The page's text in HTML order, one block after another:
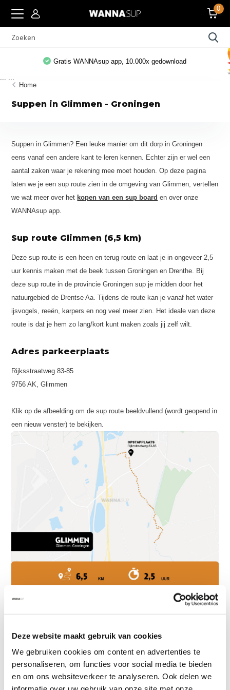
Deze website maakt gebruik van cookies
We gebruiken cookies om content en advertenties te
personaliseren, om functies voor social media te bieden
en om ons websiteverkeer te analyseren. Ook delen we
0
Gratis WANNAsup app, 10.000x gedownload
Home
Suppen in Glimmen - Groningen
Suppen in Glimmen? Een leuke manier om dit dorp in Groningen
eens vanaf een andere kant te leren kennen. Echter zijn er wel een
aantal zaken waar je rekening mee moet houden. Op deze pagina
laten we je een sup route zien in de omgeving van Glimmen, vertellen
we wat meer over het kopen van een sup board en over onze
WANNAsup app.
Sup route Glimmen (6,5 km)
Deze sup route is een heen en terug route en laat je in ongeveer 2,5
uur kennis maken met de beek tussen Groningen en Drenthe. Bij
deze sup route in de provincie Groningen sup je midden door het
natuurgebied de Drentse Aa. Tijdens de route kan je vanaf het water
ijsvogels, reeën, karpers en nog veel meer zien. Het ideale van deze
route is dat je hem zo lang/kort kunt maken zoals jij zelf wilt.
Adres parkeerplaats
Rijksstraatweg 83-85
9756 AK, Glimmen
Klik op de afbeelding om de sup route beeldvullend (wordt geopend in
een nieuw venster) te bekijken.
Ben jij om en wil jij je eigen sup board hebben? Wij bieden all around
opblaasbare sup boards aan. Deze zijn zeer geschikt voor beginners
omdat ze door het brede en opblaasbare sup board erg stabiel zijn.
Wil je meer weten over onze sup boards?
... ...